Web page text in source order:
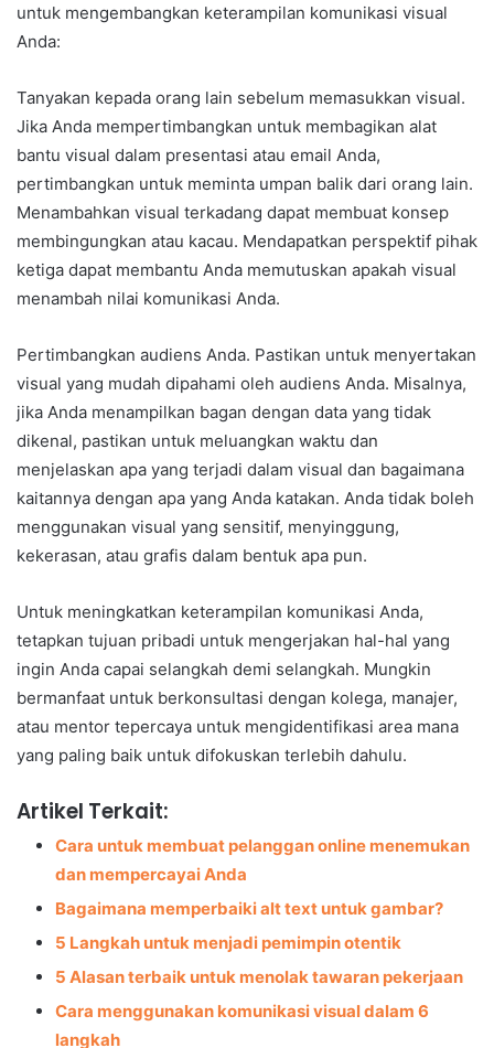
untuk mengembangkan keterampilan komunikasi visual
Anda:
Tanyakan kepada orang lain sebelum memasukkan visual.
Jika Anda mempertimbangkan untuk membagikan alat
bantu visual dalam presentasi atau email Anda,
pertimbangkan untuk meminta umpan balik dari orang lain.
Menambahkan visual terkadang dapat membuat konsep
membingungkan atau kacau. Mendapatkan perspektif pihak
ketiga dapat membantu Anda memutuskan apakah visual
menambah nilai komunikasi Anda.
Pertimbangkan audiens Anda. Pastikan untuk menyertakan
visual yang mudah dipahami oleh audiens Anda. Misalnya,
jika Anda menampilkan bagan dengan data yang tidak
dikenal, pastikan untuk meluangkan waktu dan
menjelaskan apa yang terjadi dalam visual dan bagaimana
kaitannya dengan apa yang Anda katakan. Anda tidak boleh
menggunakan visual yang sensitif, menyinggung,
kekerasan, atau grafis dalam bentuk apa pun.
Untuk meningkatkan keterampilan komunikasi Anda,
tetapkan tujuan pribadi untuk mengerjakan hal-hal yang
ingin Anda capai selangkah demi selangkah. Mungkin
bermanfaat untuk berkonsultasi dengan kolega, manajer,
atau mentor tepercaya untuk mengidentifikasi area mana
yang paling baik untuk difokuskan terlebih dahulu.
Artikel Terkait:
Cara untuk membuat pelanggan online menemukan
dan mempercayai Anda
Bagaimana memperbaiki alt text untuk gambar?
5 Langkah untuk menjadi pemimpin otentik
5 Alasan terbaik untuk menolak tawaran pekerjaan
Cara menggunakan komunikasi visual dalam 6
langkah